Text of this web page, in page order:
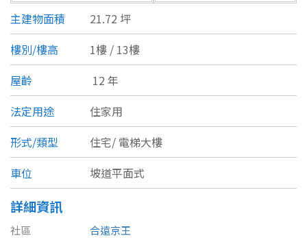
宜蘭縣
桃園市
新竹市
新竹縣
苗栗縣
台中市
彰化縣
南投縣
類型(可複選)
不拘 公寓 電梯大樓 套房
別墅 透天厝 樓中樓 華廈
農舍 辦公 店面 工廠
坪數
主建物面積
21.72 坪
樓別/樓高
1樓 / 13樓
屋齡
12 年
法定用途
住家用
形式/類型
住宅/ 電梯大樓
車位
坡道平面式
詳細資訊
社區
合遠京王